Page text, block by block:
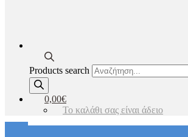
Products search
0,00€
Το καλάθι σας είναι άδειο